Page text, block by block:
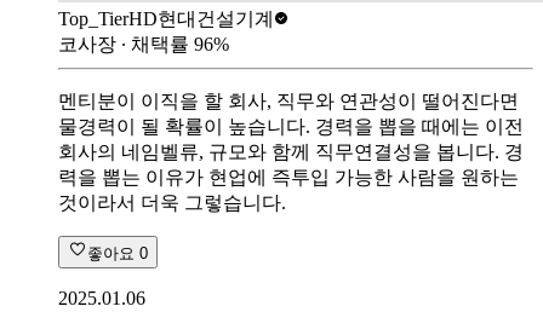
Top_TierHD현대건설기계
코사장 ∙ 채택률 96%
멘티분이 이직을 할 회사, 직무와 연관성이 떨어진다면
물경력이 될 확률이 높습니다. 경력을 뽑을 때에는 이전
회사의 네임벨류, 규모와 함께 직무연결성을 봅니다. 경
력을 뽑는 이유가 현업에 즉투입 가능한 사람을 원하는
것이라서 더욱 그렇습니다.
좋아요 0
2025.01.06